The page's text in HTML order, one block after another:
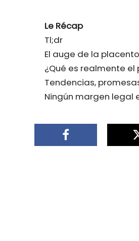
Le Récap
Tl;dr
El auge de la
¿Qué es realmente
Tendencias,
Ningún margen legal